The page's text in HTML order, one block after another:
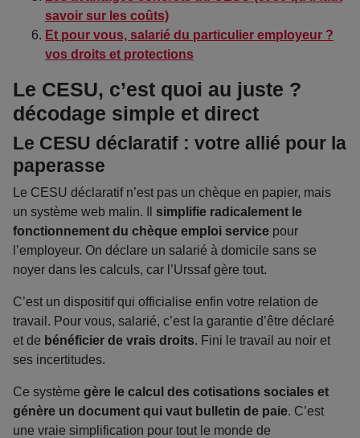
savoir sur les coûts)
Et pour vous, salarié du particulier employeur ?
vos droits et protections
Le CESU, c’est quoi au juste ?
décodage simple et direct
Le CESU déclaratif : votre allié pour la
paperasse
Le CESU déclaratif n’est pas un chèque en papier, mais
un système web malin. Il simplifie radicalement le
fonctionnement du chèque emploi service pour
l’employeur. On déclare un salarié à domicile sans se
noyer dans les calculs, car l’Urssaf gère tout.
C’est un dispositif qui officialise enfin votre relation de
travail. Pour vous, salarié, c’est la garantie d’être déclaré
et de bénéficier de vrais droits. Fini le travail au noir et
ses incertitudes.
Ce système gère le calcul des cotisations sociales et
génère un document qui vaut bulletin de paie. C’est
une vraie simplification pour tout le monde de